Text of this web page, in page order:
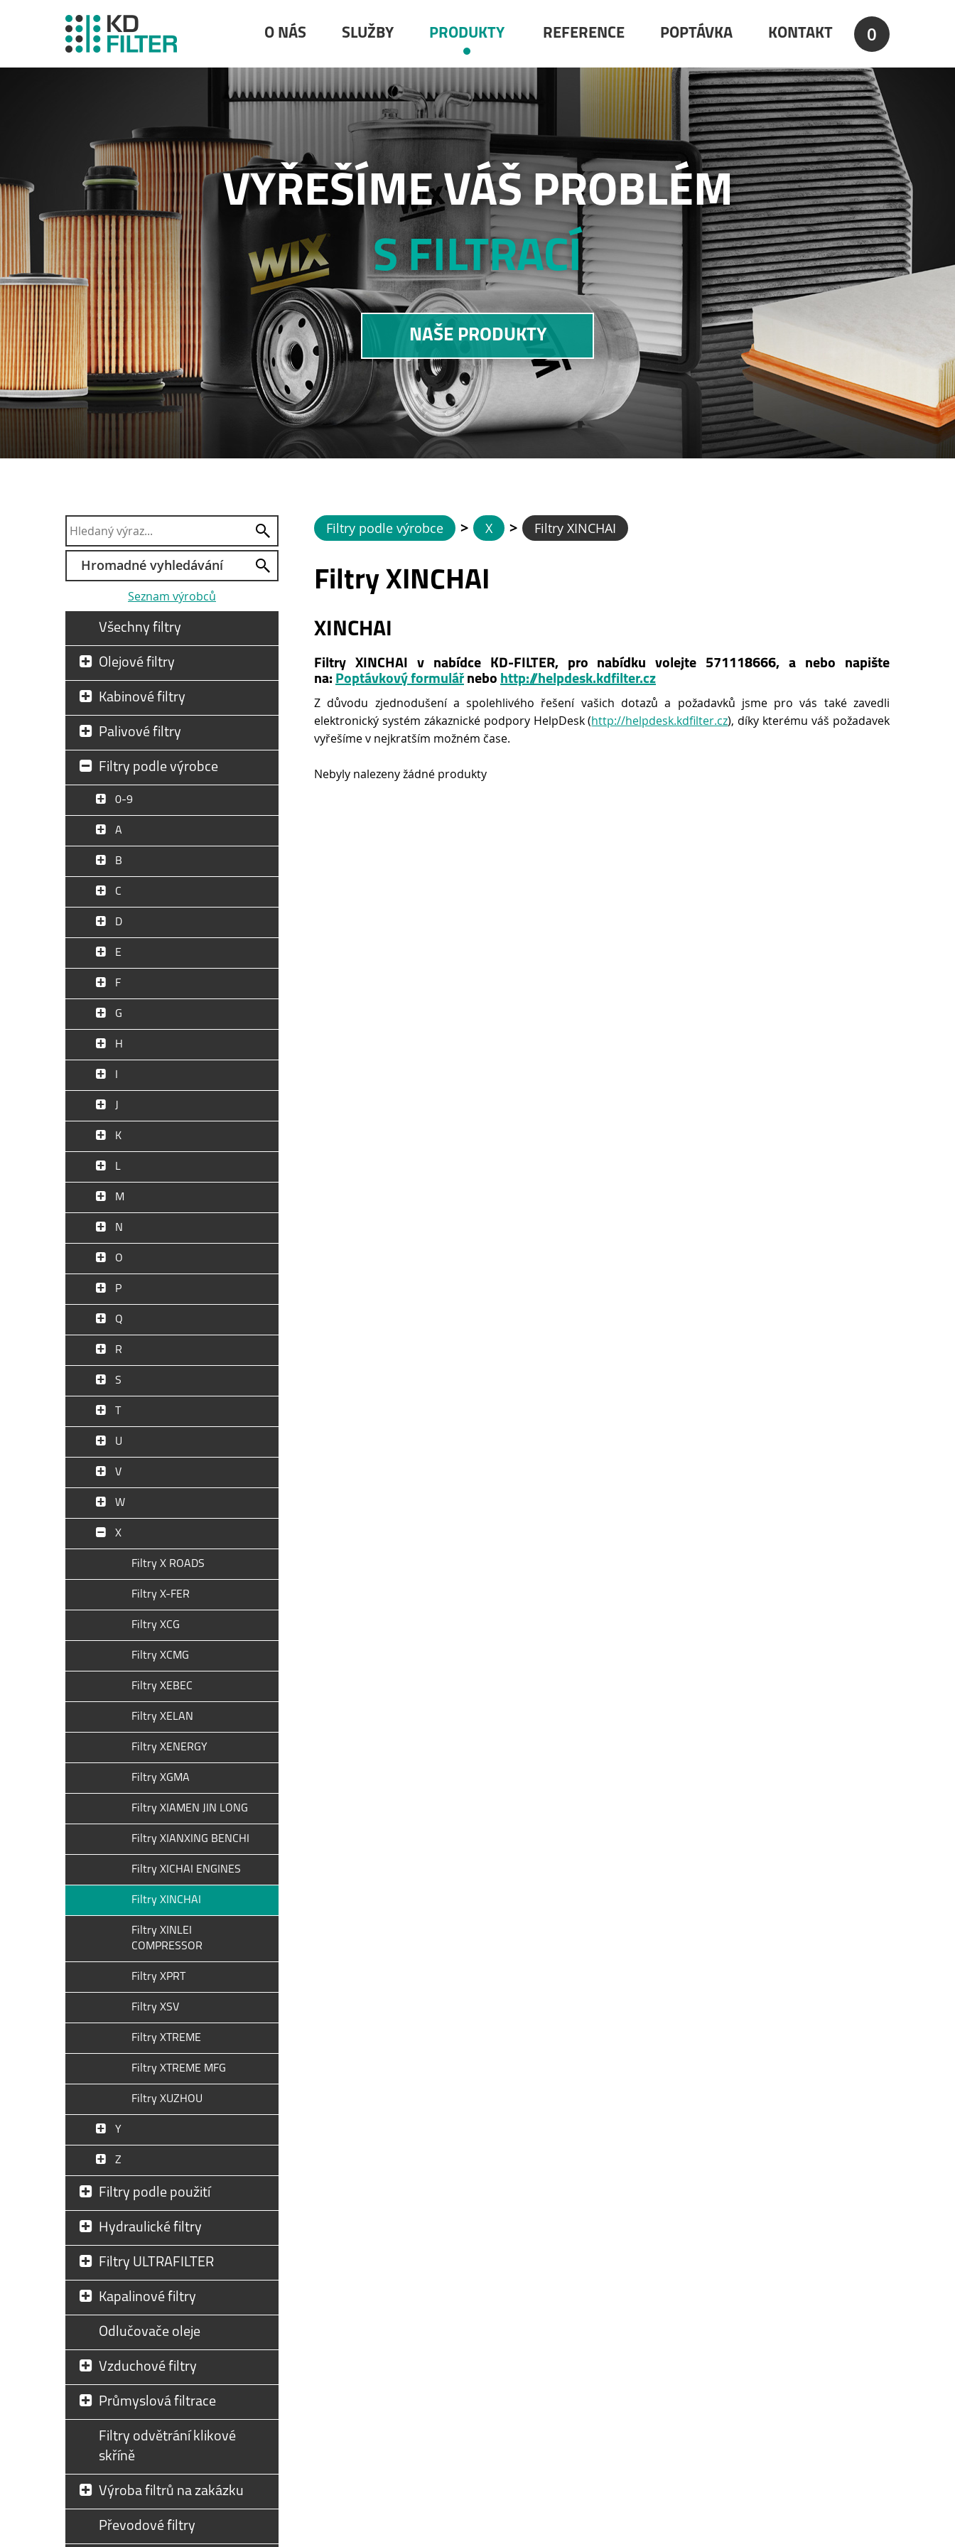
O NÁS SLUŽBY PRODUKTY REFERENCE POPTÁVKA KONTAKT 0
VYŘEŠÍME VÁŠ PROBLÉM
S FILTRACÍ
NAŠE PRODUKTY
Hromadné vyhledávání
Seznam výrobců
Všechny filtry
Olejové filtry
Kabinové filtry
Palivové filtry
Filtry podle výrobce
0-9
A
B
C
D
E
F
G
H
J
K
L
M
N
O
P
Q
R
S
U
V
W
X
Filtry X ROADS
Filtry X-FER
Filtry XCG
Filtry XCMG
Filtry XEBEC
Filtry XELAN
Filtry XENERGY
Filtry XGMA
Filtry XIAMEN JIN LONG
Filtry XIANXING BENCHI
Filtry XICHAI ENGINES
Filtry XINCHAI
Filtry XINLEI
COMPRESSOR
Filtry XPRT
Filtry XSV
Filtry XTREME
Filtry XTREME MFG
Filtry XUZHOU
Y
Z
Filtry podle použití
Hydraulické filtry
Filtry ULTRAFILTER
Kapalinové filtry
Odlučovače oleje
Vzduchové filtry
Průmyslová filtrace
Filtry odvětrání klikové
skříně
Výroba filtrů na zakázku
Převodové filtry
Filtry podle výrobce > X > Filtry XINCHAI
Filtry XINCHAI
XINCHAI
Filtry XINCHAI v nabídce KD-FILTER, pro nabídku volejte 571118666, a nebo napište
na: Poptávkový formulář nebo http://helpdesk.kdfilter.cz
Z důvodu zjednodušení a spolehlivého řešení vašich dotazů a požadavků jsme pro vás také zavedli
elektronický systém zákaznické podpory HelpDesk (http://helpdesk.kdfilter.cz), díky kterému váš požadavek
vyřešíme v nejkratším možném čase.
Nebyly nalezeny žádné produkty